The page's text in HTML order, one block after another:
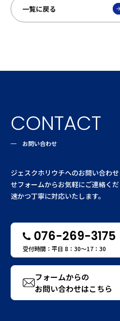
一覧に戻る
CONTACT
お問い合わせ
ジェスクホリウチへのお問い合わ
せフォームからお気軽にご連絡く
速かつ丁寧に対応いたします。
076-269-3175
受付時間：平日 8：30〜17：30
フォームからの
お問い合わせはこちら